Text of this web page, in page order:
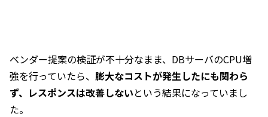
ベンダー提案の検証が不十分なまま、DBサーバのCPU増
強を行っていたら、 膨大なコストが発生したにも関わら
ず、レスポンスは改善しないという結果になっていまし
た。